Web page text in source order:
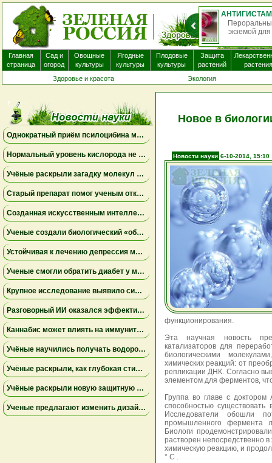
Главная
страница
Сад и
огород
Овощные
культуры
Ягодные
культуры
Плодовые
культуры
Защита
растений
растения
Здоровье и красота
Экология
Однократный приём псилоцибина может менять работу мозга на несколько недель
Нормальный уровень кислорода не исключает опасную одышку
Учёные раскрыли загадку молекул пыльцы ржи, связанных с борьбой против опухолей
Старый препарат помог ученым открыть новый механизм работы почек
Созданная искусственным интеллектом универсальная вакцина против коронавирусов успешно прошла первое испытание на людях
Ученые создали биологический «обходной путь» в мозге, который может повысить устойчивость к стрессу
Устойчивая к лечению депрессия может поддаваться комбинациям уже известных препаратов
Ученые смогли обратить диабет у мышей с помощью выращенных в лаборатории инсулиновых клеток
Крупное исследование выявило сильную связь между депрессией и проблемным употреблением каннабиса
Разговорный ИИ оказался эффективнее групповой терапии при тревожности у студентов — результаты исследования
Каннабис может влиять на иммунитет сложнее, чем считалось ранее — новые данные исследований
Учёные научились получать водород из хлебных крошек — это может заменить ископаемое топливо
Учёные раскрыли, как глубокая стимуляция мозга влияет на болезнь Паркинсона
Учёные раскрыли новую защитную функцию дёсен: жёсткость тканей препятствует воспалению
Ученые предлагают изменить дизайн новых пищевых маркировок в США
Новое в
Новости науки 6-10-2014, 15:10
функционирования.
Эта научная новость
катализаторов для
биологическими
химических реакций: от
репликации ДНК. Согласно
элементом для ферментов,
Группа во главе с
способностью существовать
Исследователи обошли
промышленного фермента
Биологи
растворен непосредственно
химическую реакцию, и
° C .